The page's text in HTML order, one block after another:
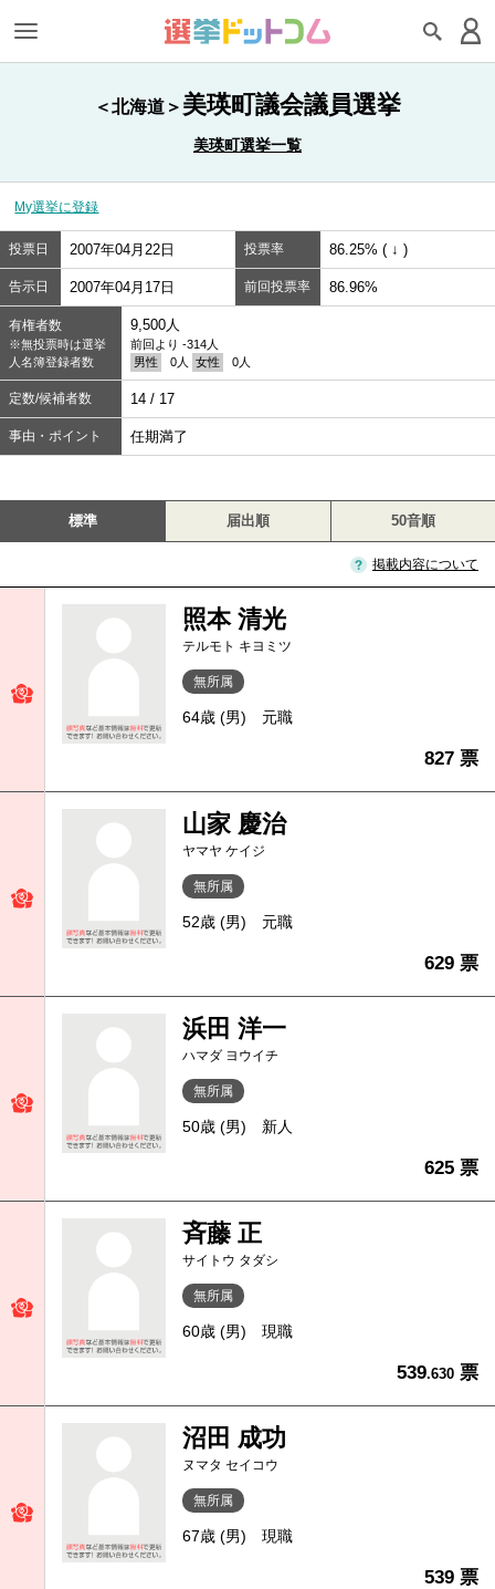
＜北海道＞ 美瑛町議会議員選挙
美瑛町選挙一覧
My選挙に登録
投票日 2007年04月22日 投票率 86.25% ( ↓ )
告示日 2007年04月17日 前回投票率 86.96%
有権者数
※無投票時は選挙
人名簿登録者数
9,500人
前回より -314人
男性
0人 女性 0人
定数/候補者数 14 / 17
事由・ポイント 任期満了
標準 届出順 50音順
掲載内容について
照本 清光
テルモト キヨミツ
無所属
64歳 (男) 元職
827 票
山家 慶治
ヤマヤ ケイジ
無所属
52歳 (男) 元職
629 票
浜田 洋一
ハマダ ヨウイチ
無所属
50歳 (男) 新人
625 票
斉藤 正
サイトウ タダシ
無所属
60歳 (男) 現職
539.630 票
沼田 成功
ヌマタ セイコウ
無所属
67歳 (男) 現職
539 票